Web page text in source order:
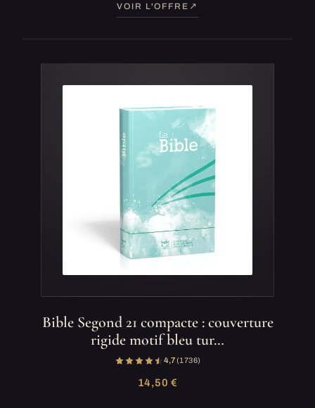
VOIR L'OFFRE
Bible Segond 21 compacte : couverture
rigide motif bleu tur…
4,7(1 736)
14,50 €